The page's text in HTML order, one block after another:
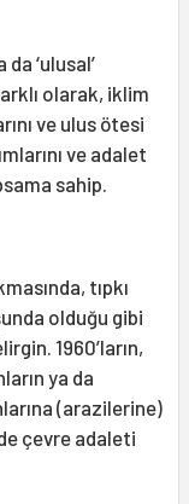
‘ulusal’
olarak, iklim
ve ulus ötesi
ve adalet
sahip.
tıpkı
olduğu gibi
1960’ların,
ya da
(arazilerine)
çevre adaleti